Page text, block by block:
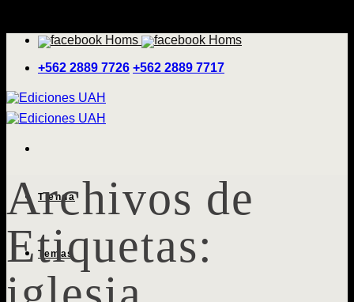
contenido
+562 2889 7726 +562 2889 7717
Tienda
Temas
Archivos de
Etiquetas: